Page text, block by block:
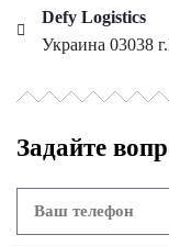
Defy Logistics
Украина 03038
Задайте